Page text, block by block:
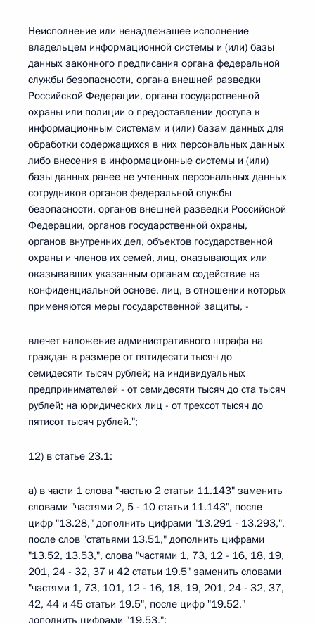
Неисполнение или ненадлежащее исполнение
владельцем информационной системы и (или) базы
данных законного предписания органа федеральной
службы безопасности, органа внешней разведки
Российской Федерации, органа государственной
охраны или полиции о предоставлении доступа к
информационным системам и (или) базам данных для
обработки содержащихся в них персональных данных
либо внесения в информационные системы и (или)
базы данных ранее не учтенных персональных данных
сотрудников органов федеральной службы
безопасности, органов внешней разведки Российской
Федерации, органов государственной охраны,
органов внутренних дел, объектов государственной
охраны и членов их семей, лиц, оказывающих или
оказывавших указанным органам содействие на
конфиденциальной основе, лиц, в отношении которых
применяются меры государственной защиты, -
влечет наложение административного штрафа на
граждан в размере от пятидесяти тысяч до
семидесяти тысяч рублей; на индивидуальных
предпринимателей - от семидесяти тысяч до ста тысяч
рублей; на юридических лиц - от трехсот тысяч до
пятисот тысяч рублей.";
12) в статье 23.1:
а) в части 1 слова "частью 2 статьи 11.143" заменить
словами "частями 2, 5 - 10 статьи 11.143", после
цифр "13.28," дополнить цифрами "13.291 - 13.293,",
после слов "статьями 13.51," дополнить цифрами
"13.52, 13.53,", слова "частями 1, 73, 12 - 16, 18, 19,
201, 24 - 32, 37 и 42 статьи 19.5" заменить словами
"частями 1, 73, 101, 12 - 16, 18, 19, 201, 24 - 32, 37,
42, 44 и 45 статьи 19.5", после цифр "19.52,"
дополнить цифрами "19.53,";